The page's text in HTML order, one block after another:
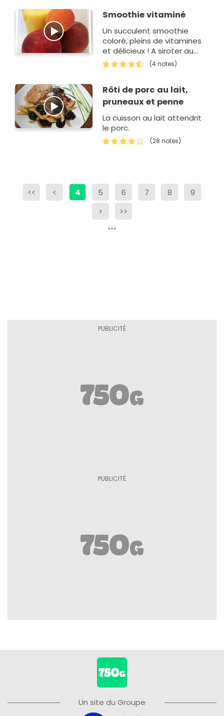
Smoothie vitaminé
Un succulent smoothie
coloré, pleins de vitamines
et délicieux ! A siroter au
petit-déjeuner.(4 notes)
Rôti de porc au lait,
pruneaux et penne
La cuisson au lait attendrit
le porc.
(28 notes)
<< < 4 5 6 7 8
9
>
>>
Un site du Groupe